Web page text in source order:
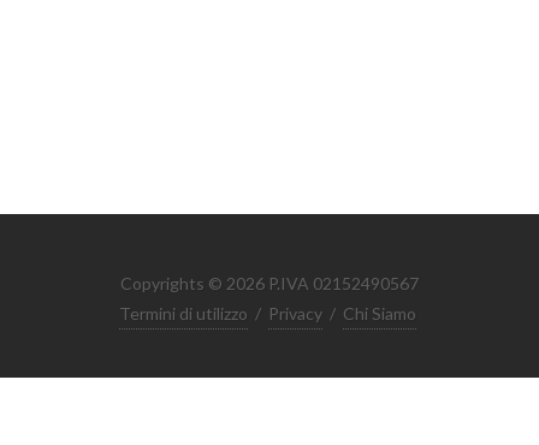
Copyrights © 2026 P.IVA 02152490567
Termini di utilizzo / Privacy / Chi Siamo